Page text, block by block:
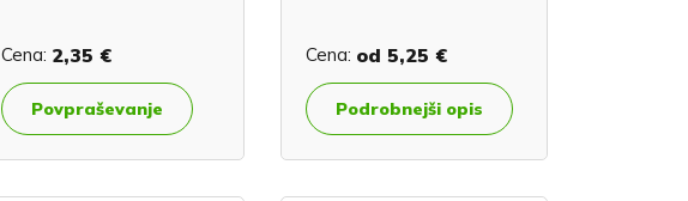
Cena: 2,35 €
Povpraševanje
Cena: od 5,25 €
Podrobnejši opis